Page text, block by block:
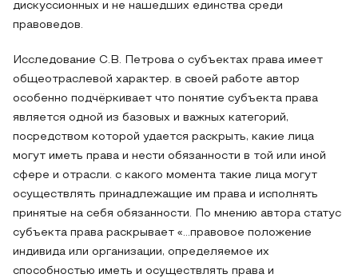
дискуссионных и не нашедших единства среди
правоведов.
Исследование С.В. Петрова о субъектах права имеет
общеотраслевой характер. в своей работе автор
особенно подчёркивает что понятие субъекта права
является одной из базовых и важных категорий,
посредством которой удается раскрыть, какие лица
могут иметь права и нести обязанности в той или иной
сфере и отрасли. с какого момента такие лица могут
осуществлять принадлежащие им права и исполнять
принятые на себя обязанности. По мнению автора статус
субъекта права раскрывает «…правовое положение
индивида или организации, определяемое их
способностью иметь и осуществлять права и